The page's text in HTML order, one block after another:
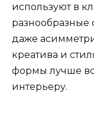
используют в
разнообразные
даже
креатива и
формы лучше
интерьеру.